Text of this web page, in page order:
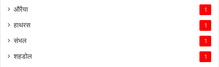
औरैया 1
हाथरस 1
संभल 1
शहडोल 1